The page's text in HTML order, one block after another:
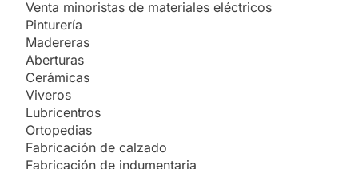
Venta minoristas de materiales eléctricos
Pinturería
Madereras
Aberturas
Cerámicas
Viveros
Lubricentros
Ortopedias
Fabricación de calzado
Fabricación de indumentaria